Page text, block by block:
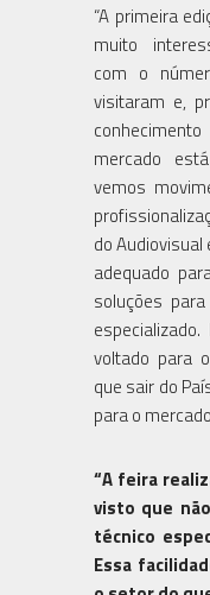
“A primeira
muito
com o
visitaram e,
mercado
vemos
do Audiovisual
adequado
soluções
voltado para
que sair do
para o
“A feira
visto que
técnico
Essa